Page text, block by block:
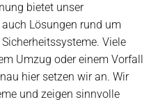
bietet unser
Lösungen rund um
Viele
Umzug oder einem Vorfall
hier setzen wir an. Wir
und zeigen sinnvolle